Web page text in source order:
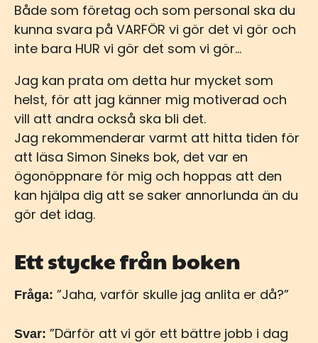
Både som företag och som personal ska du
kunna svara på VARFÖR vi gör det vi gör och
inte bara HUR vi gör det som vi gör…
Jag kan prata om detta hur mycket som
helst, för att jag känner mig motiverad och
vill att andra också ska bli det.
Jag rekommenderar varmt att hitta tiden för
att läsa Simon Sineks bok, det var en
ögonöppnare för mig och hoppas att den
kan hjälpa dig att se saker annorlunda än du
gör det idag.
Ett stycke från boken
Fråga: ”Jaha, varför skulle jag anlita er då?”
Svar: ”Därför att vi gör ett bättre jobb i dag